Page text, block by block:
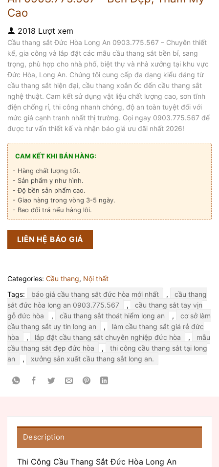
Cao
2018 Lượt xem
Cầu thang sắt Đức Hòa Long An 0903.775.567 – Chuyên thiết
kế, gia công và lắp đặt các mẫu cầu thang sắt bền bỉ, sang
trọng, phù hợp cho nhà phố, biệt thự và nhà xưởng tại khu vực
Đức Hòa, Long An. Chúng tôi cung cấp đa dạng kiểu dáng từ
cầu thang sắt hiện đại, cầu thang xoắn ốc đến cầu thang sắt
nghệ thuật. Cam kết sử dụng vật liệu chất lượng cao, sơn tĩnh
điện chống rỉ, thi công nhanh chóng, độ an toàn tuyệt đối với
mức giá cạnh tranh nhất thị trường. Gọi ngay 0903.775.567 để
được tư vấn thiết kế và nhận báo giá ưu đãi nhất 2026!
CAM KẾT KHI BÁN HÀNG:
- Hàng chất lượng tốt.
- Sản phẩm y như hình.
- Độ bền sản phẩm cao.
- Giao hàng trong vòng 3-5 ngày.
- Bao đổi trả nếu hàng lỗi.
LIÊN HỆ BÁO GIÁ
Categories: Cầu thang, Nội thất
Tags:
báo giá cầu thang sắt đức hòa mới nhất ,
cầu thang
sắt đức hòa long an 0903.775.567
,
cầu thang sắt tay vịn
gỗ đức hòa
, cầu thang sắt thoát hiểm long an ,
cơ sở làm
cầu thang sắt uy tín long an
,
làm cầu thang sắt giá rẻ đức
hòa
, lắp đặt cầu thang sắt chuyên nghiệp đức hòa ,
mẫu
cầu thang sắt đẹp đức hòa
,
thi công cầu thang sắt tại long
an
, xưởng sản xuất cầu thang sắt long an.
Description
Thi Công Cầu Thang Sắt Đức Hòa Long An